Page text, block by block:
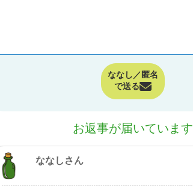
ななし／匿名
で送る
お返事が届いています
ななしさん